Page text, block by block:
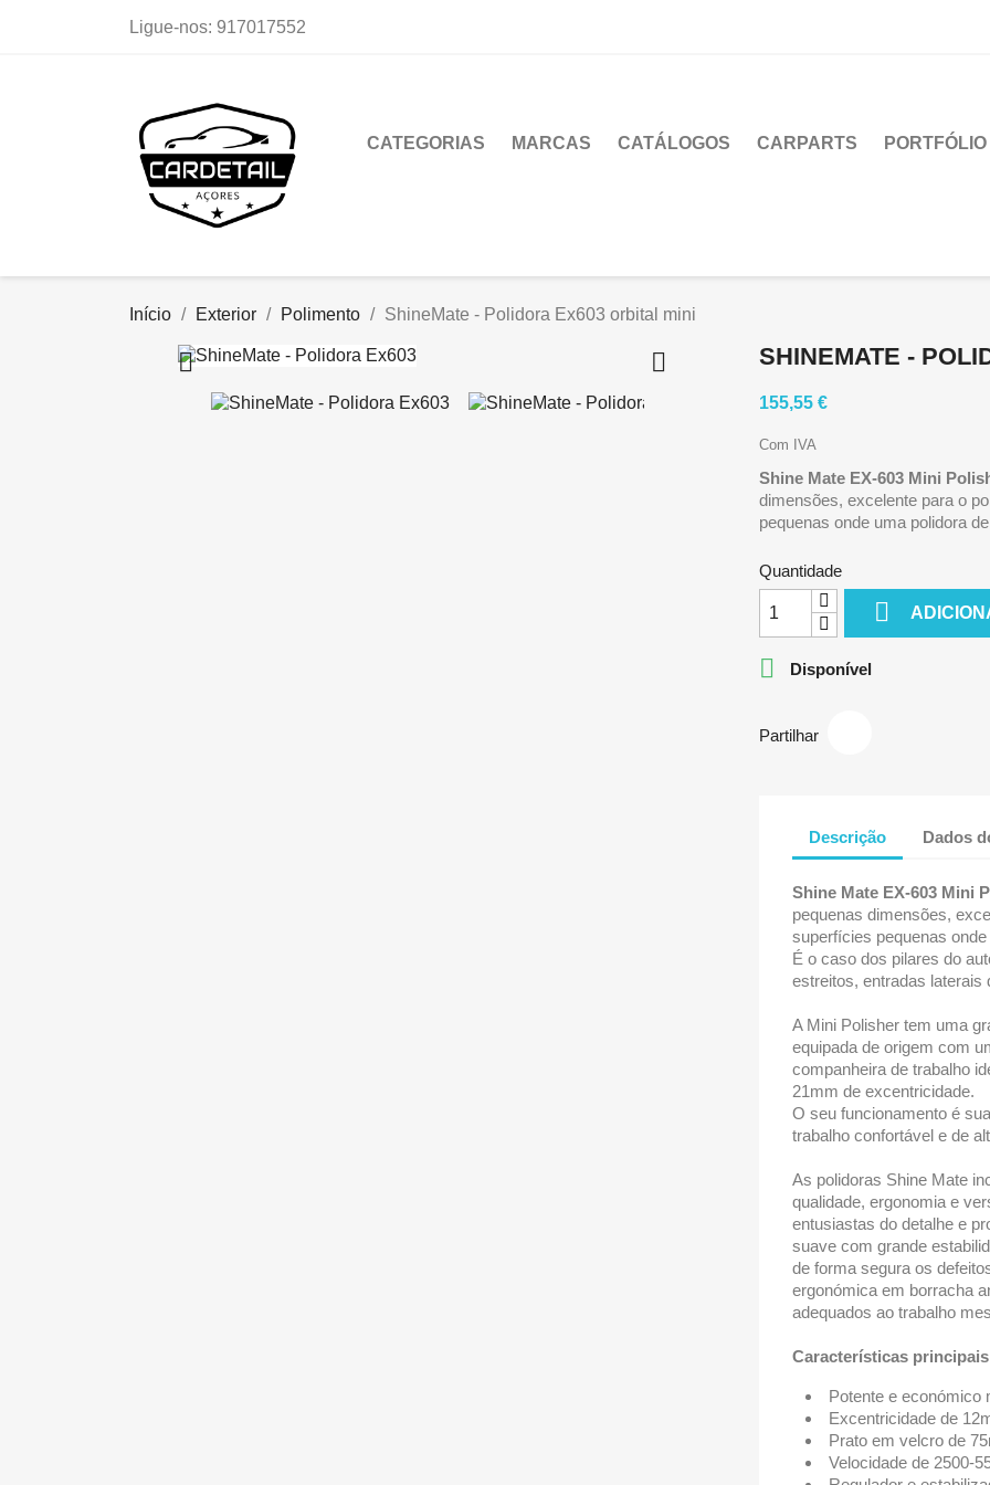
Ligue-nos: 917017552
CATEGORIAS MARCAS CATÁLOGOS CARPARTS PORTFÓLIO
Início Exterior Polimento ShineMate - Polidora Ex603 orbital mini
  SHINEMATE -
155,55 €
Com IVA
Shine Mate EX-603 Mini
dimensões, excelente para o
pequenas onde uma polidora
Quantidade

 Disponível
Partilhar
Descrição Dados
Shine Mate EX-603 Mini
pequenas dimensões,
superfícies pequenas
É o caso dos pilares do
estreitos, entradas
A Mini Polisher tem uma
equipada de origem com
companheira de trabalho
21mm de excentricidade.
O seu funcionamento é
trabalho confortável e de
As polidoras Shine Mate
qualidade, ergonomia e
entusiastas do detalhe e
suave com grande
de forma segura os
ergonómica em borracha
adequados ao trabalho
Características
Potente e económico
Excentricidade de
Prato em velcro de
Velocidade de 2500-